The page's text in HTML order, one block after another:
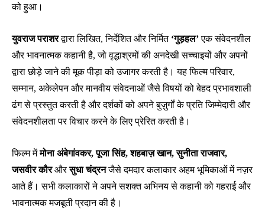
को हुआ।
युवराज पराशरद्वारा लिखित, निर्देशित और निर्मित ‘गुड़हल’एक संवेदनशील
और भावनात्मक कहानी है, जो वृद्धाश्रमों की अनदेखी सच्चाइयों और अपनों
द्वारा छोड़े जाने की मूक पीड़ा को उजागर करती है। यह फिल्म परिवार,
सम्मान, अकेलेपन और मानवीय संवेदनाओं जैसे विषयों को बेहद प्रभावशाली
ढंग से प्रस्तुत करती है और दर्शकों को अपने बुज़ुर्गों के प्रति जिम्मेदारी और
संवेदनशीलता पर विचार करने के लिए प्रेरित करती है।
फिल्म मेंमोना अंबेगांवकर, पूजा सिंह, शहबाज़ खान, सुनीता राजवार,
जसवीर कौरऔरसुधा चंद्रनजैसे दमदार कलाकार अहम भूमिकाओं में नज़र
आते हैं। सभी कलाकारों ने अपने सशक्त अभिनय से कहानी को गहराई और
भावनात्मक मजबूती प्रदान की है।